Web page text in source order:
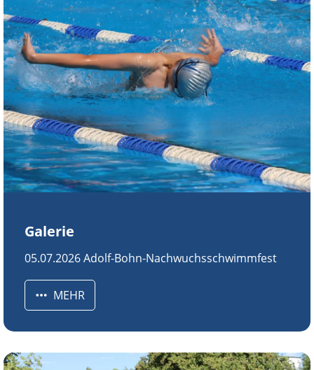
Galerie
05.07.2026 Adolf-Bohn-Nachwuchsschwimmfest
MEHR